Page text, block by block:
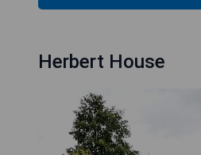
Herbert House